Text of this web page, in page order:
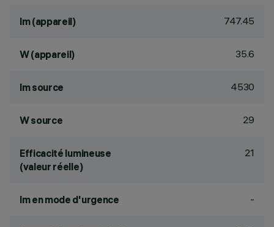
lm (appareil) 747.45
W (appareil) 35.6
lm source 4530
W source 29
Efficacité lumineuse
(valeur réelle)
21
lm en mode d'urgence -